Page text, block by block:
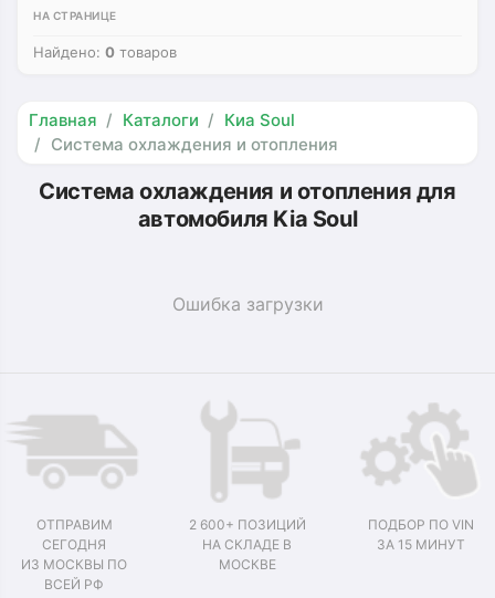
НА СТРАНИЦЕ
Найдено: 0 товаров
Главная Каталоги
Киа Soul
Система охлаждения и отопления
Система охлаждения и отопления для
автомобиля Kia Soul
Ошибка загрузки
ОТПРАВИМ
СЕГОДНЯ
ИЗ МОСКВЫ ПО
ВСЕЙ РФ
2 600+ ПОЗИЦИЙ
НА СКЛАДЕ В
МОСКВЕ
ПОДБОР ПО VIN
ЗА 15 МИНУТ